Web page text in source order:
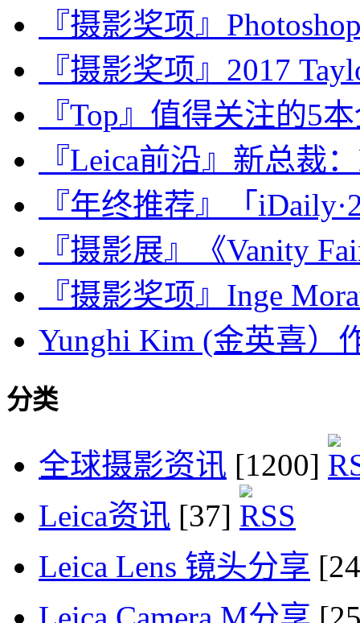
『摄影奖项』
『摄影奖项』2017
『Top』值得关注的5
『Leica前沿』新总裁
『年终推荐』「
『摄影展』《Vanity
『摄影奖项』Inge
Yunghi Kim (金英喜）
分类
全球摄影资讯 [1200]
Leica资讯 [37]
Leica Lens 镜头分享